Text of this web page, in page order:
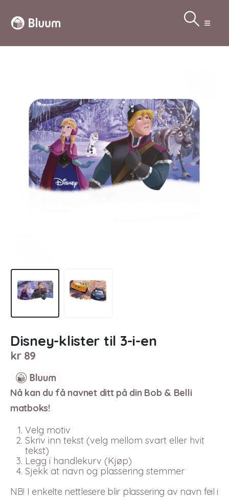
Disney-klister til 3-i-en
kr89
Nå kan du få navnet ditt på din Bob & Belli
matboks!
Velg motiv
Skriv inn tekst (velg mellom svart eller hvit
tekst)
Legg i handlekurv (Kjøp)
Sjekk at navn og plassering stemmer
NB! I enkelte nettlesere blir plassering av navn feil i